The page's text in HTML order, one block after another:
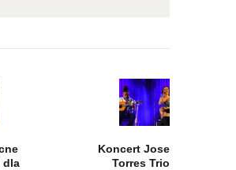
dla
Koncert Jose
Torres Trio